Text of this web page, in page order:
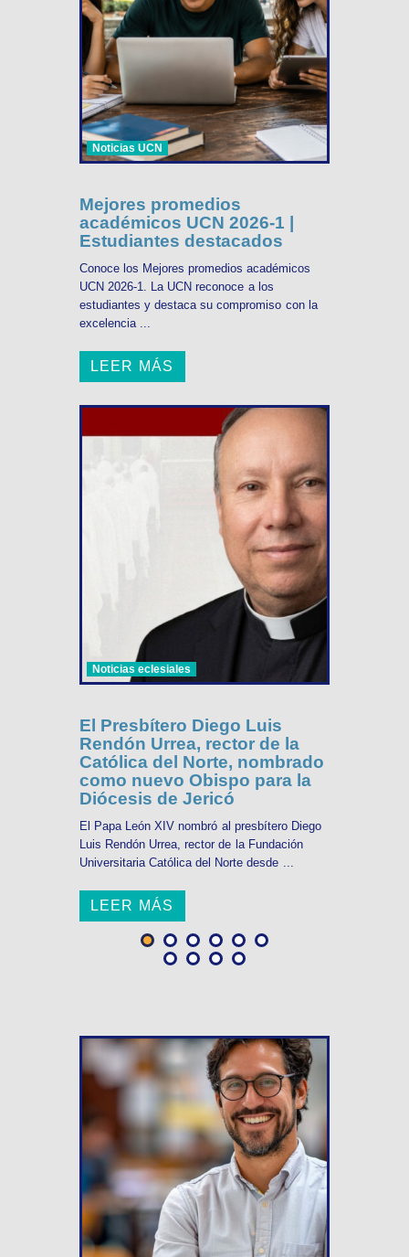
Noticias UCN
Mejores promedios
académicos UCN 2026-1 |
Estudiantes destacados
Conoce los Mejores promedios académicos
UCN 2026-1. La UCN reconoce a los
estudiantes y destaca su compromiso con la
excelencia ...
LEER MÁS
Noticias eclesiales
El Presbítero Diego Luis
Rendón Urrea, rector de la
Católica del Norte, nombrado
como nuevo Obispo para la
Diócesis de Jericó
El Papa León XIV nombró al presbítero Diego
Luis Rendón Urrea, rector de la Fundación
Universitaria Católica del Norte desde ...
LEER MÁS